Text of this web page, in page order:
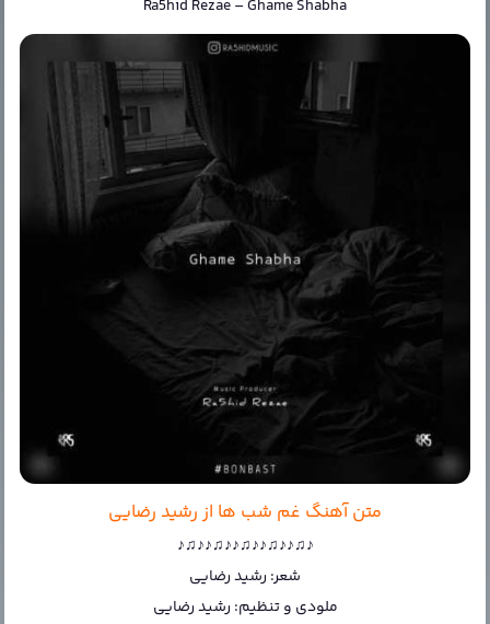
Ra5hid Rezae–Ghame Shabha
متن آهنگ غم شب ها از رشید رضایی
♪♫♪♪♫♪♪♫♪♪♫♪♪♫♪
شعر: رشید رضایی
ملودی و تنظیم: رشید رضایی